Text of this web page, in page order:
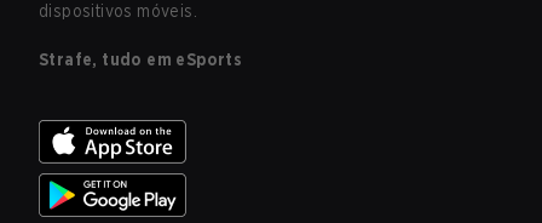
dispositivos móveis.
Strafe, tudo em eSports